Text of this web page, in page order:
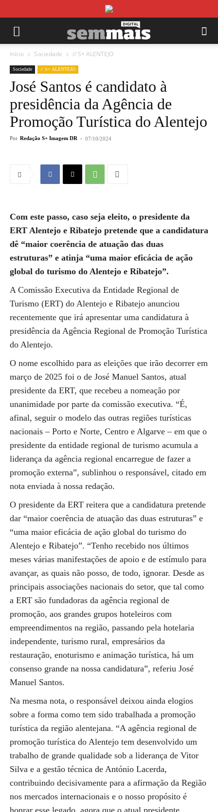
Início Sociedade // S+ ALENTEJO
Sociedade // S+ ALENTEJO
José Santos é candidato à
presidência da Agência de
Promoção Turística do Alentejo
Por Redação S+ Imagem DR - 07/10/2024
Com este passo, caso seja eleito, o presidente da
ERT Alentejo e Ribatejo pretende que a candidatura
dê “maior coerência de atuação das duas
estruturas” e atinja “uma maior eficácia de ação
global do turismo do Alentejo e Ribatejo”.
A Comissão Executiva da Entidade Regional de
Turismo (ERT) do Alentejo e Ribatejo anunciou
recentemente que irá apresentar uma candidatura à
presidência da Agência Regional de Promoção Turística
do Alentejo.
O nome escolhido para as eleições que irão decorrer em
março de 2025 foi o de José Manuel Santos, atual
presidente da ERT, que recebeu a nomeação por
unanimidade por parte da comissão executiva. “É,
afinal, seguir o modelo das outras regiões turísticas
nacionais – Porto e Norte, Centro e Algarve – em que o
presidente da entidade regional de turismo acumula a
liderança da agência regional encarregue de fazer a
promoção externa”, sublinhou o responsável, citado em
nota enviada à nossa redação.
O presidente da ERT reitera que a candidatura pretende
dar “maior coerência de atuação das duas estruturas” e
“uma maior eficácia de ação global do turismo do
Alentejo e Ribatejo”. “Tenho recebido nos últimos
meses várias manifestações de apoio e de estímulo para
avançar, as quais não posso, de todo, ignorar. Desde as
principais associações nacionais do setor, que tal como
a ERT são fundadoras da agência regional de
promoção, aos grandes grupos hoteleiros com
empreendimentos na região, passando pela hotelaria
independente, turismo rural, empresários da
restauração, enoturismo e animação turística, há um
consenso grande na nossa candidatura”, referiu José
Manuel Santos.
Na mesma nota, o responsável deixou ainda elogios
sobre a forma como tem sido trabalhada a promoção
turística da região alentejana. “A agência regional de
promoção turística do Alentejo tem desenvolvido um
trabalho de grande qualidade sob a liderança de Vitor
Silva e a gestão técnica de António Lacerda,
contribuindo decisivamente para a afirmação da Região
nos mercados internacionais e o nosso propósito é
honrar esse legado, agora que o atual presidente